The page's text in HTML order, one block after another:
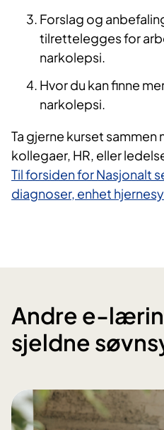
Forslag og
tilrettelegges for
narkolepsi.
Hvor du kan finne
narkolepsi.
Ta gjerne kurset sammen
kollegaer, HR, eller
Til forsiden for Nasjonalt
diagnoser, enhet
Andre e-
sjeldne